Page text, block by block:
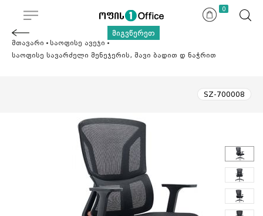
0
მიგვწერეთ
მთავარი
საოფისე ავეჯი
საოფისე სავარძელი მენეჯერის, შავი ბადით დ ნაჭრით
SZ-700008